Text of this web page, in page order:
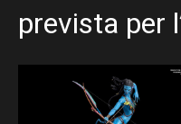
prevista per